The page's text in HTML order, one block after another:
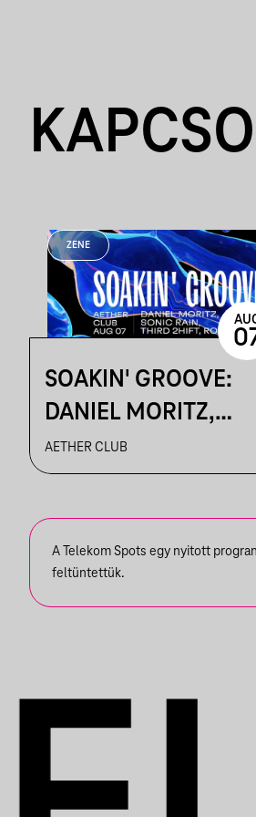
ZENE
SOAKIN' GROOVE:
DANIEL MORITZ,
ROVIZZ, SONIC RAIN,
THIRD 2HIFT
AETHER CLUB
A Telekom Spots egy nyitott
feltüntettük.